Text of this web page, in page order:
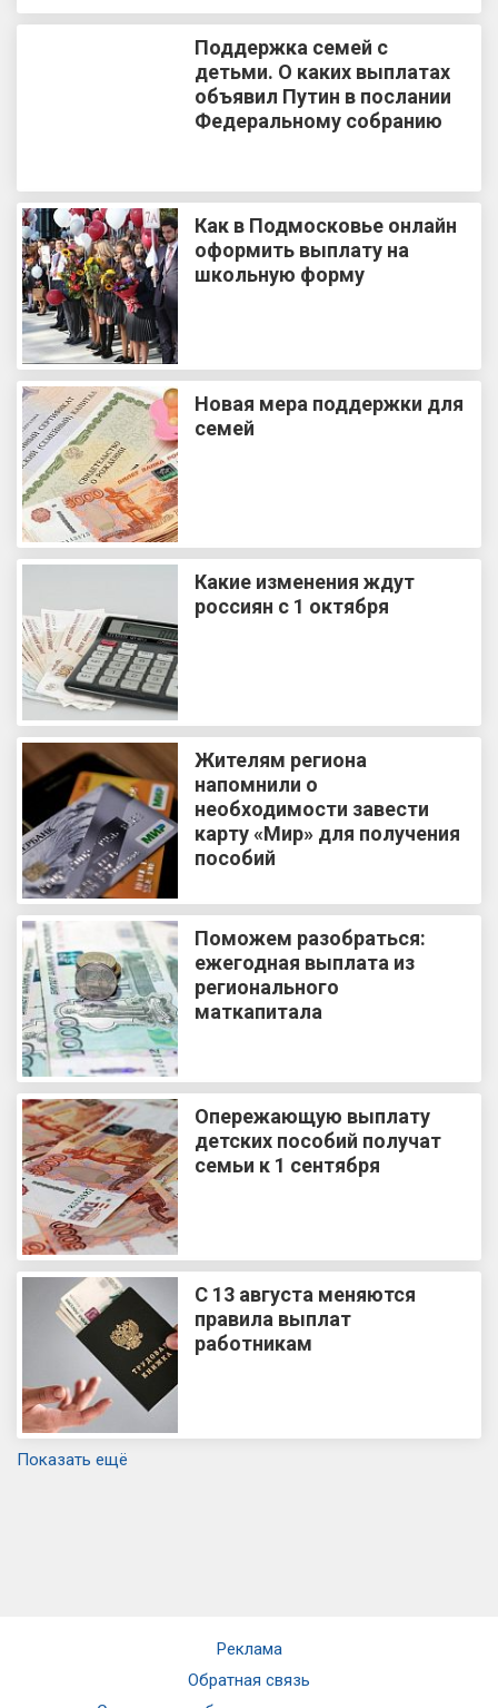
Поддержка семей с
детьми. О каких выплатах
объявил Путин в послании
Федеральному собранию
Как в Подмосковье онлайн
оформить выплату на
школьную форму
Новая мера поддержки для
семей
Какие изменения ждут
россиян с 1 октября
Жителям региона
напомнили о
необходимости завести
карту «Мир» для получения
пособий
Поможем разобраться:
ежегодная выплата из
регионального
маткапитала
Опережающую выплату
детских пособий получат
семьи к 1 сентября
С 13 августа меняются
правила выплат
работникам
Показать ещё
Реклама
Обратная связь